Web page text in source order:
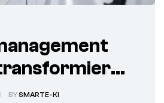
Branche
BYSMARTE-KI